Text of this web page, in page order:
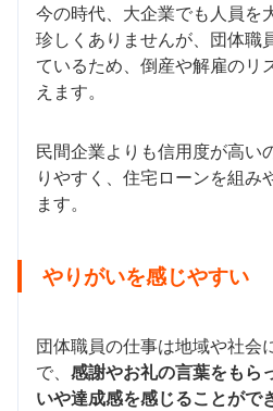
今の時代、大企業でも人員を
珍しくありませんが、団体職
ているため、倒産や解雇のリ
えます。
民間企業よりも信用度が高い
りやすく、住宅ローンを組み
ます。
やりがいを感じやすい
団体職員の仕事は地域や社会
で、 感謝やお礼の言葉をもら
いや達成感を感じることがで